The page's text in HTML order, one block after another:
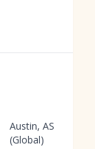
Austin, AS
(Global)